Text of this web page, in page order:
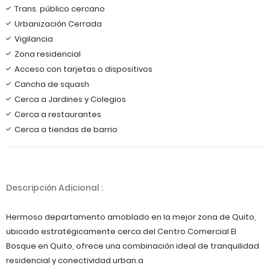
Trans. público cercano
Urbanización Cerrada
Vigilancia
Zona residencial
Acceso con tarjetas o dispositivos
Cancha de squash
Cerca a Jardines y Colegios
Cerca a restaurantes
Cerca a tiendas de barrio
Descripción Adicional :
Hermoso departamento amoblado en la mejor zona de Quito,
ubicado estratégicamente cerca del Centro Comercial El
Bosque en Quito, ofrece una combinación ideal de tranquilidad
residencial y conectividad urban.a